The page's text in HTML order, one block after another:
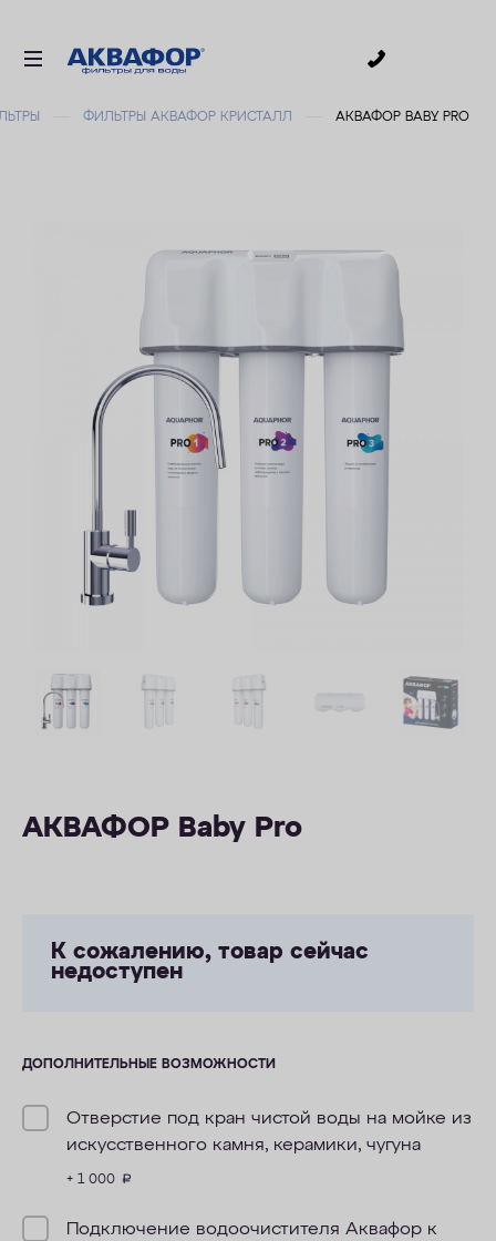
ФИЛЬТРЫ АКВАФОР КРИСТАЛЛ АКВАФОР BABY PRO
АКВАФОР Baby Pro
К сожалению, товар сейчас
недоступен
ДОПОЛНИТЕЛЬНЫЕ ВОЗМОЖНОСТИ
Отверстие под кран чистой воды на мойке из
искусственного камня, керамики, чугуна
+ 1 000 руб.
Подключение водоочистителя Аквафор к